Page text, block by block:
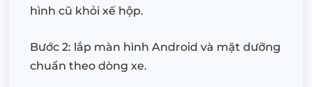
hình cũ khỏi xế hộp.
Bước 2: lắp màn hình Android và mặt dưỡng
chuẩn theo dòng xe.